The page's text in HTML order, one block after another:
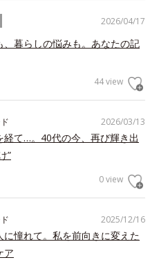
2026/04/17
、暮らしの悩みも。あなたの記
44 view
2026/03/13
経て…。40代の今、再び輝き出
”
0 view
2025/12/16
に憧れて。私を前向きに変えた
ア